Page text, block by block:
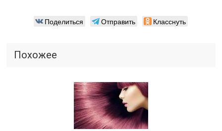
Поделиться Отправить Класснуть
Похожее